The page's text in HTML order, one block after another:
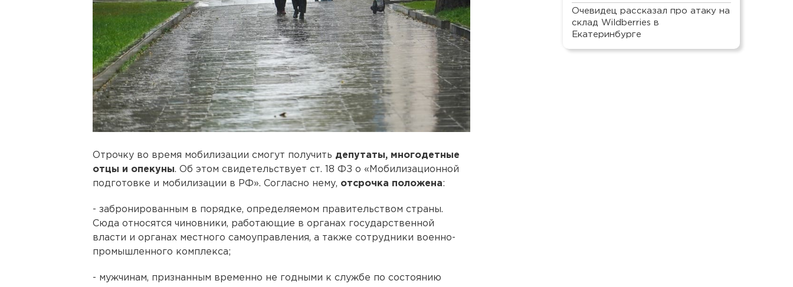
Отрочку во время мобилизации смогут получить депутаты, многодетные
отцы и опекуны. Об этом свидетельствует ст. 18 ФЗ о «Мобилизационной
подготовке и мобилизации в РФ». Согласно нему, отсрочка положена:
- забронированным в порядке, определяемом правительством страны.
Сюда относятся чиновники, работающие в органах государственной
власти и органах местного самоуправления, а также сотрудники военно-
промышленного комплекса;
- мужчинам, признанным временно не годными к службе по состоянию
Очевидец рассказал про атаку на
склад Wildberries в
Екатеринбурге